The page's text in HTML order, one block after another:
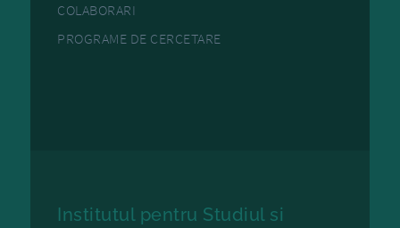
COLABORARI
PROGRAME DE CERCETARE
Institutul pentru Studiul si